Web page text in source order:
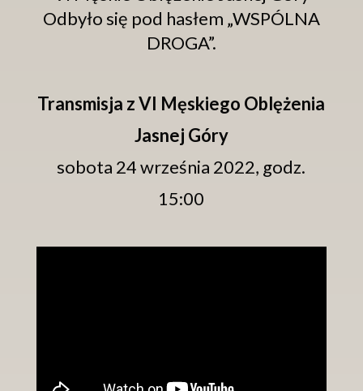
Odbyło się pod hasłem „WSPÓLNA
DROGA”.
Transmisja z VI Męskiego Oblężenia
Jasnej Góry
sobota 24 września 2022, godz.
15:00